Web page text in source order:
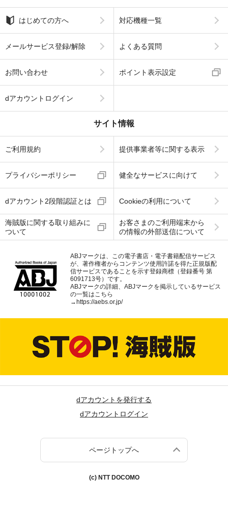
はじめての方へ 対応機種一覧
メールサービス登録/解除 よくある質問
お問い合わせ ポイント表示設定
dアカウントログイン
サイト情報
ご利用規約 提供事業者等に関する表示
プライバシーポリシー 健全なサービスに向けて
dアカウント2段階認証とは Cookieの利用について
海賊版に関する取り組みに
ついて
お客さまのご利用端末から
の情報の外部送信について
ABJマークは、この電子書店・電子書籍配信サービス
が、著作権者からコンテンツ使用許諾を得た正規版配
信サービスであることを示す登録商標（登録番号 第
6091713号）です。
ABJマークの詳細、ABJマークを掲示しているサービス
の一覧はこちら
→https://aebs.or.jp/
dアカウントを発行する
dアカウントログイン
ページトップへ
(c) NTT DOCOMO